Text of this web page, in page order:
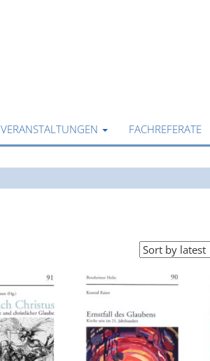
VERANSTALTUNGEN FACHREFERATE